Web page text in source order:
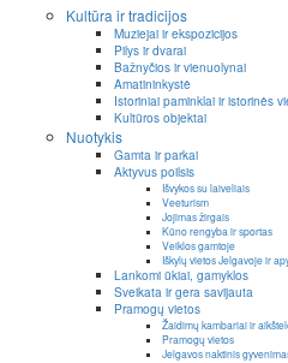
Kultūra ir tradicijos
Muziejai ir ekspozicijos
Pilys ir dvarai
Bažnyčios ir vienuolynai
Amatininkystė
Istoriniai paminklai ir istorinės
Kultūros objektai
Nuotykis
Gamta ir parkai
Aktyvus poilsis
Išvykos su laiveliais
Veeturism
Jojimas žirgais
Kūno rengyba ir sportas
Veiklos gamtoje
Iškylų vietos Jelgavoje ir
Lankomi ūkiai, gamyklos
Sveikata ir gera savijauta
Pramogų vietos
Žaidimų kambariai ir
Pramogų vietos
Jelgavos naktinis